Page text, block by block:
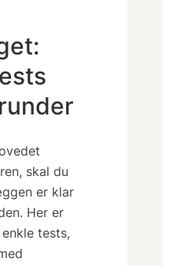
skal du
er klar
Her er
tests,